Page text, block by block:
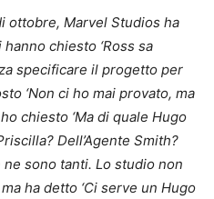
ottobre, Marvel Studios ha
chiesto ‘Ross sa
specificare il progetto per
‘Non ci ho mai provato, ma
chiesto ‘Ma di quale Hugo
Dell’Agente Smith?
sono tanti. Lo studio non
ha detto ‘Ci serve un Hugo